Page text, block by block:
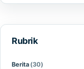
Rubrik
Berita (30)